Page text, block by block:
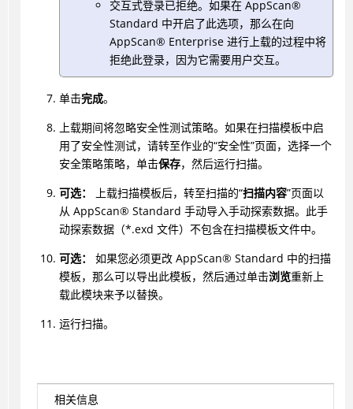
交互式登录已拒绝。如果在 AppScan®
Standard 中开启了此选项，那么在向
AppScan® Enterprise 进行上载的过程中将
拒绝此登录，因为它需要用户交互。
单击完成。
上载期间将忽略安全性测试策略。如果在扫描模板中启
用了安全性测试，请转至作业的“安全性”页面，选择一个
安全策略策略，单击保存，然后运行扫描。
可选：
上载扫描模板后，转至扫描的“扫描内容”页面以
从 AppScan® Standard 手动导入手动探索数据。此手
动探索数据（*.exd 文件）不包含在扫描模板文件中。
可选： 如果您必须更改 AppScan® Standard 中的扫描
模板，那么可以导出此模板，然后通过单击浏览重新上
载此模块来予以替换。
运行扫描。
相关信息